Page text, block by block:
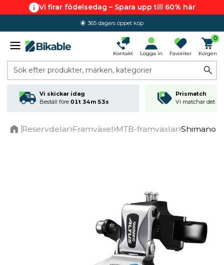
Vi firar födelsedag – Spara upp till 60% här
365 dagars öppet köp
Kontakt Logga in Favoriter
0
Korgen
Sök efter produkter, märken, kategorier
Vi skickar idag
Beställ före 01t 34m 53s
Prismatch
Vi matchar det
Reservdelar Framväxel MTB-framväxlar Shimano